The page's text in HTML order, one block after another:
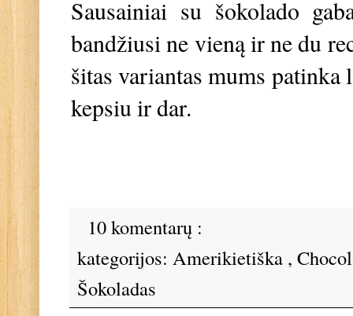
Sausainiai su šokolado
bandžiusi ne vieną ir ne du
šitas variantas mums
kepsiu ir dar.
10 komentarų :
kategorijos: Amerikietiška ,
Šokoladas